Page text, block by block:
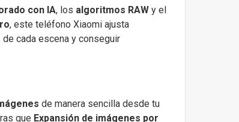
con IA, los algoritmos RAWy el
, este teléfono Xiaomi ajusta
cada escena y conseguir
de manera sencilla desde tu
que Expansión de imágenes por